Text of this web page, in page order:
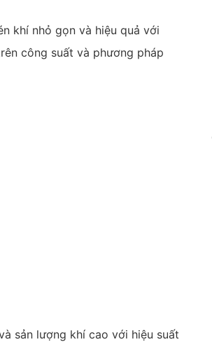
khí nhỏ gọn và hiệu quả với
công suất và phương pháp
sản lượng khí cao với hiệu suất